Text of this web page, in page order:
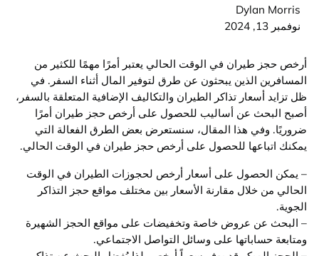
Dylan Morris
نوفمبر 13, 2024
أرخص حجز طيران في الوقت الحالي يعتبر أمرًا مهمًا للكثير من
المسافرين الذين يبحثون عن طرق لتوفير المال أثناء السفر. في
ظل تزايد أسعار تذاكر الطيران والتكاليف الإضافية المتعلقة بالسفر،
أصبح البحث عن أساليب للحصول على أرخص حجز طيران أمرًا
ضروريًا. وفي هذا المقال، سنستعرض بعض الطرق الفعالة التي
يمكنك اتباعها للحصول على أرخص حجز طيران في الوقت الحالي.
– يمكن الحصول على أسعار أرخص لحجوزات الطيران في الوقت
الحالي من خلال مقارنة الأسعار بين مختلف مواقع حجز التذاكر
الجوية.
– البحث عن عروض خاصة وتخفيضات على مواقع الحجز الشهيرة
ومتابعة حساباتها على وسائل التواصل الاجتماعي.